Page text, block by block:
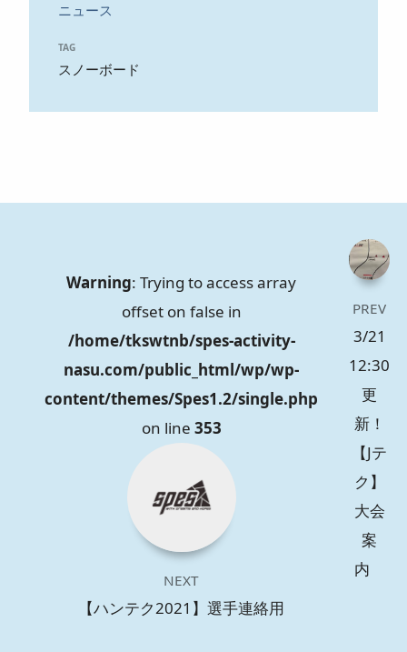
ニュース
TAG
スノーボード
Warning: Trying to access array
offset on false in
/home/tkswtnb/spes-activity-
nasu.com/public_html/wp/wp-
content/themes/Spes1.2/single.php
on line 353
NEXT
【ハンテク2021】選手連絡用
PREV
3/21
12:30
更
新！
【Jテ
ク】
大会
案
内